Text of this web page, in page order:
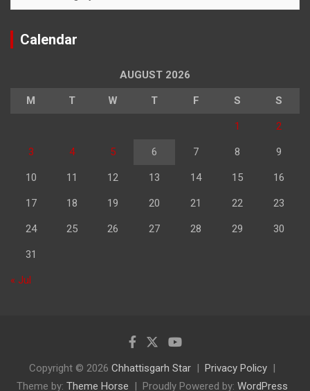
Calendar
AUGUST 2026
M T W T F S S
1 2
3 4 5 6 7 8 9
10 11 12 13 14 15 16
17 18 19 20 21 22 23
24 25 26 27 28 29 30
31
« Jul
Copyright © 2026 Chhattisgarh Star
Privacy Policy
Theme by: Theme Horse Proudly Powered by: WordPress